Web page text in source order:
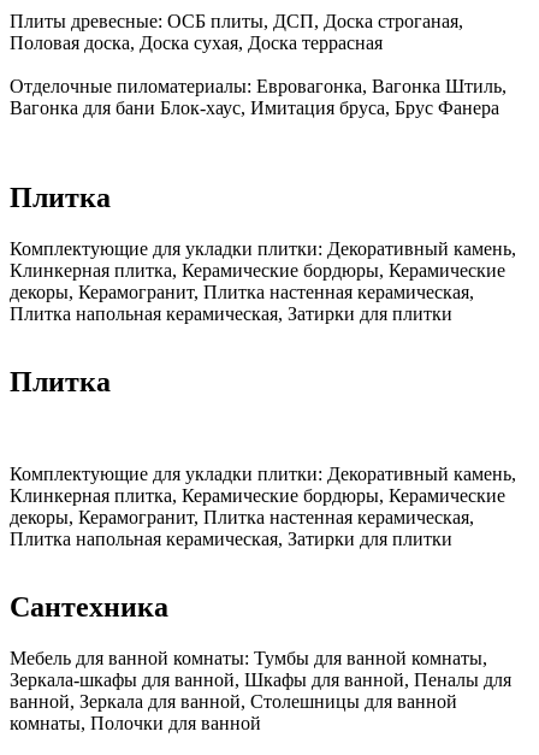
Плиты древесные: ОСБ плиты, ДСП, Доска строганая,
Половая доска, Доска сухая, Доска террасная
Отделочные пиломатериалы: Евровагонка, Вагонка Штиль,
Вагонка для бани Блок-хаус, Имитация бруса, Брус Фанера
Плитка
Комплектующие для укладки плитки: Декоративный камень,
Клинкерная плитка, Керамические бордюры, Керамические
декоры, Керамогранит, Плитка настенная керамическая,
Плитка напольная керамическая, Затирки для плитки
Плитка
Комплектующие для укладки плитки: Декоративный камень,
Клинкерная плитка, Керамические бордюры, Керамические
декоры, Керамогранит, Плитка настенная керамическая,
Плитка напольная керамическая, Затирки для плитки
Сантехника
Мебель для ванной комнаты: Тумбы для ванной комнаты,
Зеркала-шкафы для ванной, Шкафы для ванной, Пеналы для
ванной, Зеркала для ванной, Столешницы для ванной
комнаты, Полочки для ванной